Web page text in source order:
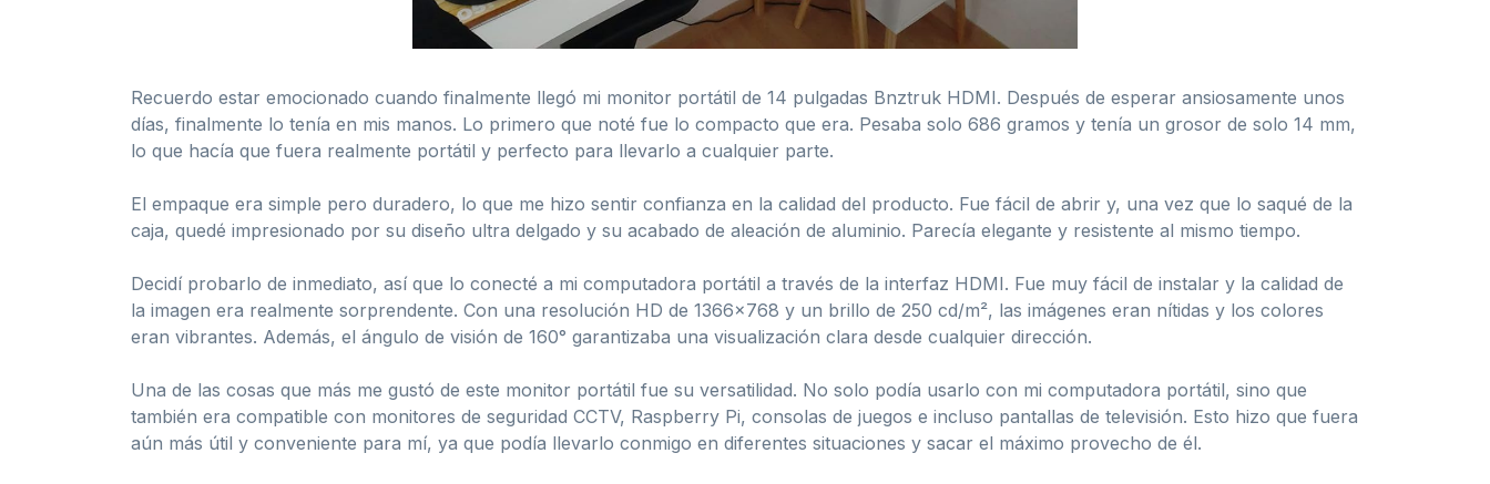
Recuerdo estar emocionado cuando finalmente llegó mi monitor portátil de 14 pulgadas Bnztruk HDMI. Después de esperar ansiosamente unos
días, finalmente lo tenía en mis manos. Lo primero que noté fue lo compacto que era. Pesaba solo 686 gramos y tenía un grosor de solo 14 mm,
lo que hacía que fuera realmente portátil y perfecto para llevarlo a cualquier parte.
El empaque era simple pero duradero, lo que me hizo sentir confianza en la calidad del producto. Fue fácil de abrir y, una vez que lo saqué de la
caja, quedé impresionado por su diseño ultra delgado y su acabado de aleación de aluminio. Parecía elegante y resistente al mismo tiempo.
Decidí probarlo de inmediato, así que lo conecté a mi computadora portátil a través de la interfaz HDMI. Fue muy fácil de instalar y la calidad de
la imagen era realmente sorprendente. Con una resolución HD de 1366×768 y un brillo de 250 cd/m², las imágenes eran nítidas y los colores
eran vibrantes. Además, el ángulo de visión de 160° garantizaba una visualización clara desde cualquier dirección.
Una de las cosas que más me gustó de este monitor portátil fue su versatilidad. No solo podía usarlo con mi computadora portátil, sino que
también era compatible con monitores de seguridad CCTV, Raspberry Pi, consolas de juegos e incluso pantallas de televisión. Esto hizo que fuera
aún más útil y conveniente para mí, ya que podía llevarlo conmigo en diferentes situaciones y sacar el máximo provecho de él.